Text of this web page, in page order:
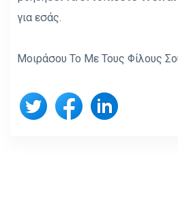
για εσάς.
Μοιράσου Το Με Τους Φίλους